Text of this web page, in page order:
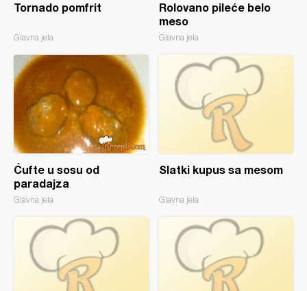
Tornado pomfrit
Glavna jela
Rolovano pileće belo
meso
Glavna jela
Ćufte u sosu od
paradajza
Glavna jela
Slatki kupus sa mesom
Glavna jela